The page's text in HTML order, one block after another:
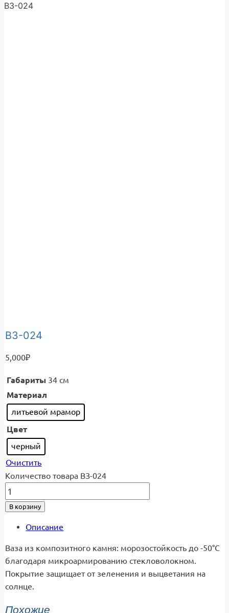
ВЗ-024
ВЗ-024
5,000₽
Габариты 34 см
Материал
литьевой мрамор
Цвет
черный
Очистить
Количество товара ВЗ-024
В корзину
Описание
Ваза из композитного камня: морозостойкость до -50°C
благодаря микроармированию стекловолокном.
Покрытие защищает от зеленения и выцветания на
солнце.
Похожие